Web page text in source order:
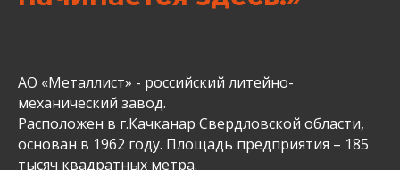
АО «Металлист» - российский литейно-
механический завод.
Расположен в г.Качканар Свердловской области,
основан в 1962 году. Площадь предприятия – 185
тысяч квадратных метра.